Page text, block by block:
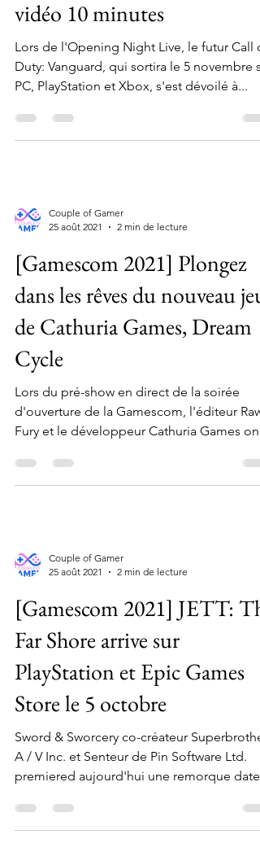
vidéo 10 minutes
Lors de l'Opening Night Live, le futur Call
Duty: Vanguard, qui sortira le 5 novembre
PC, PlayStation et Xbox, s'est dévoilé à...
Couple of Gamer
25 août 2021
2 min de lecture
[Gamescom 2021] Plongez
dans les rêves du nouveau jeu
de Cathuria Games, Dream
Cycle
Lors du pré-show en direct de la soirée
d'ouverture de la Gamescom, l'éditeur Raw
Fury et le développeur Cathuria Games ont
Couple of Gamer
25 août 2021
2 min de lecture
[Gamescom 2021] JETT: The
Far Shore arrive sur
PlayStation et Epic Games
Store le 5 octobre
Sword & Sworcery co-créateur
A / V Inc. et Senteur de Pin Software Ltd.
premiered aujourd'hui une remorque date